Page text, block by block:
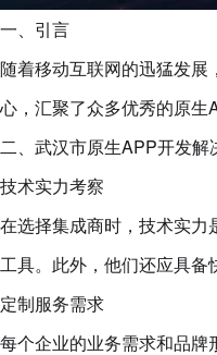
一、引言
随着移动互联网的迅猛发
心，汇聚了众多优秀的原
二、武汉市原生APP开发解
技术实力考察
在选择集成商时，技术实
工具。此外，他们还应具
定制服务需求
每个企业的业务需求和品